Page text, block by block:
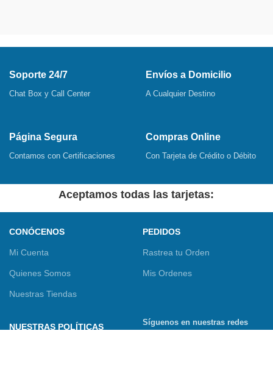
Soporte 24/7
Chat Box y Call Center
Envíos a Domicilio
A Cualquier Destino
Página Segura
Contamos con Certificaciones
Compras Online
Con Tarjeta de Crédito o Débito
Aceptamos todas las tarjetas:
CONÓCENOS
Mi Cuenta
Quienes Somos
Nuestras Tiendas
PEDIDOS
Rastrea tu Orden
Mis Ordenes
NUESTRAS POLÍTICAS
Síguenos en nuestras redes